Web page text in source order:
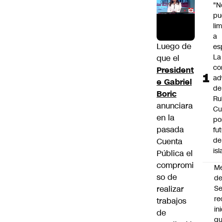
Luego de
que el
President
e Gabriel
Boric
anunciara
en la
pasada
Cuenta
Pública el
compromi
so de
realizar
trabajos
de
a
La
de